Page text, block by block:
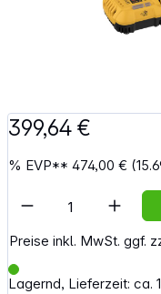
399,64 €
% EVP**474,00 €
Preise inkl. MwSt. ggf.
Lagernd, Lieferzeit: ca.
Artikel Anzahl: